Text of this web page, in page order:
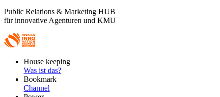
Public Relations & Marketing HUB
für innovative Agenturen und KMU
FooterHouse keeping
Was ist das?
Bookmark
Channel